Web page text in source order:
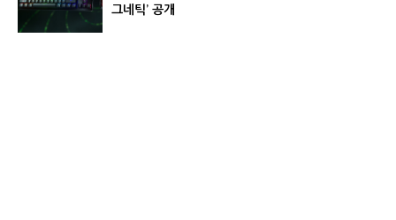
그네틱’ 공개